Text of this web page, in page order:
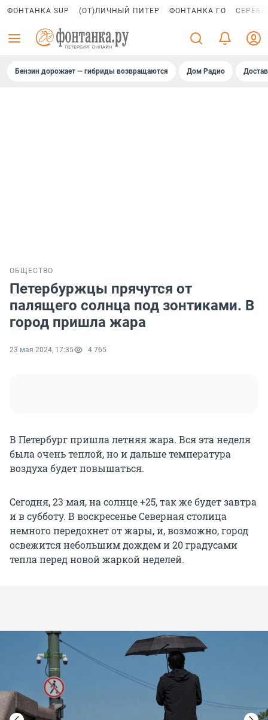
ФОНТАНКА SUP (ОТ)ЛИЧНЫЙ ПИТЕР ФОНТАНКА ГО
Бензин дорожает — гибриды возвращаются Дом Радио
ОБЩЕСТВО
Петербуржцы прячутся от
палящего солнца под зонтиками. В
город пришла жара
23 мая 2024, 17:35 4 765
В Петербург пришла летняя жара. Вся эта неделя
была очень теплой, но и дальше температура
воздуха будет повышаться.
Сегодня, 23 мая, на солнце +25, так же будет завтра
и в субботу. В воскресенье Северная столица
немного передохнет от жары, и, возможно, город
освежится небольшим дождем и 20 градусами
тепла перед новой жаркой неделей.